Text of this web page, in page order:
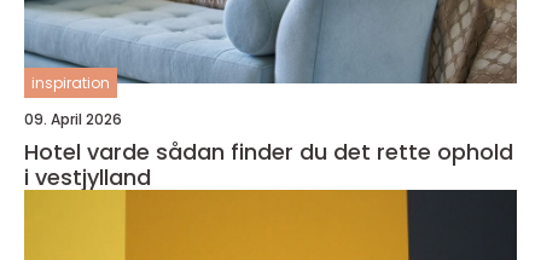
inspiration
09. April 2026
Hotel varde sådan finder du det rette ophold
i vestjylland